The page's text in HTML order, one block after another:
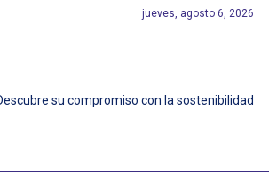
jueves, agosto 6, 2026